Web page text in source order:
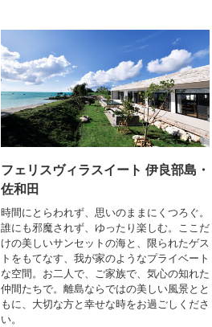
フェリスヴィラスイート 伊良部島・
佐和田
時間にとらわれず、思いのままにくつろぐ。
誰にも邪魔されず、ゆったり楽しむ。ここだ
けの美しいサンセットの海と、限られたゲス
トをもてなす、我が家のようなプライベート
な空間。お二人で、ご家族で、気心の知れた
仲間たちで。離島ならではの美しい風景とと
もに、大切な方と幸せな時をお過ごしくださ
い。